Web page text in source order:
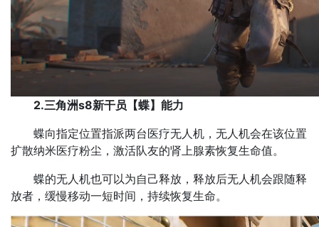
2.三角洲s8新干员【蝶】能力
蝶向指定位置指派两台医疗无人机，无人机会在该位置
扩散纳米医疗粉尘，激活队友的肾上腺素恢复生命值。
蝶的无人机也可以为自己释放，释放后无人机会跟随释
放者，缓慢移动一短时间，持续恢复生命。